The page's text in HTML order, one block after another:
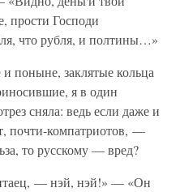
прости Господи
что рубля, и полтины…»
поныне, заклятые кольца
я в один
сняла: ведь если даже и
почти-компатриотов, —
то русскому — вред?
— нэй, нэй!» — «Он